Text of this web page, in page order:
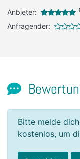
Anbieter:
Anfragender:
Bitte melde
kostenlos, um